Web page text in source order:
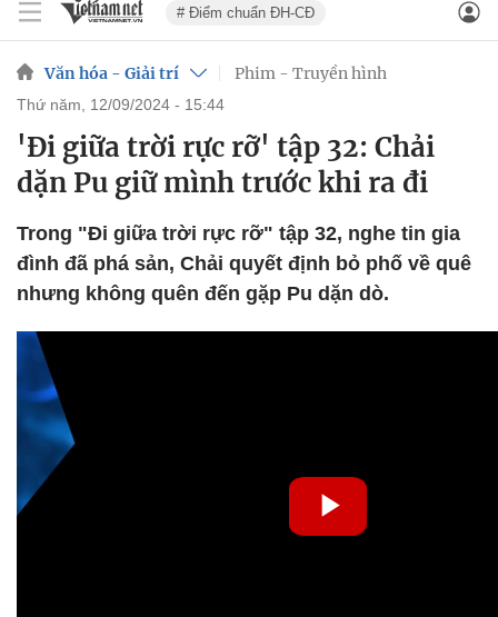
# Điểm chuẩn ĐH-CĐ
Văn hóa - Giải trí Phim - Truyền hình
thứ năm, 12/09/2024 - 15:44
'Đi giữa trời rực rỡ' tập 32: Chải
dặn Pu giữ mình trước khi ra đi
Trong "Đi giữa trời rực rỡ" tập 32, nghe tin gia
đình đã phá sản, Chải quyết định bỏ phố về quê
nhưng không quên đến gặp Pu dặn dò.